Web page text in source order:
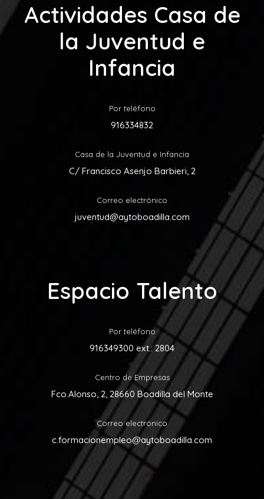
Actividades Casa de
la Juventud e
Infancia
Por teléfono
916334832
Casa de la Juventud e Infancia
C/ Francisco Asenjo Barbieri, 2
Correo electrónico
juventud@aytoboadilla.com
Espacio Talento
Por teléfono
916349300 ext.: 2804
Centro de Empresas
Fco.Alonso, 2, 28660 Boadilla del Monte
Correo electrónico
c.formacionempleo@aytoboadilla.com